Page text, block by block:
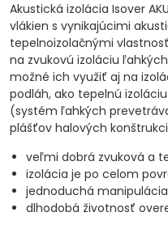
Akustická izolácia Isover
vlákien s vynikajúcimi
tepelnoizolačnými
na zvukovú izoláciu
možné ich využiť aj na
podláh, ako tepelnú
(systém ľahkých
plášťov halových
veľmi dobrá zvuková a
izolácia je po celom
jednoduchá
dlhodobá životnosť